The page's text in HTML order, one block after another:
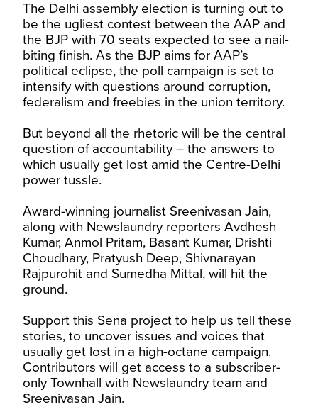
The Delhi assembly election is turning out to
be the ugliest contest between the AAP and
the BJP with 70 seats expected to see a nail-
biting finish. As the BJP aims for AAP’s
political eclipse, the poll campaign is set to
intensify with questions around corruption,
federalism and freebies in the union territory.
But beyond all the rhetoric will be the central
question of accountability – the answers to
which usually get lost amid the Centre-Delhi
power tussle.
Award-winning journalist Sreenivasan Jain,
along with Newslaundry reporters Avdhesh
Kumar, Anmol Pritam, Basant Kumar, Drishti
Choudhary, Pratyush Deep, Shivnarayan
Rajpurohit and Sumedha Mittal, will hit the
ground.
Support this Sena project to help us tell these
stories, to uncover issues and voices that
usually get lost in a high-octane campaign.
Contributors will get access to a subscriber-
only Townhall with Newslaundry team and
Sreenivasan Jain.